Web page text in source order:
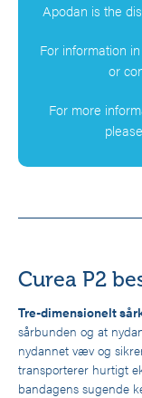
Apodan is the
For information
or
For more
Curea P2
Tre-dimensionelt
sårbunden og at
nydannet væv og
transporterer hurtigt
bandagens sugende